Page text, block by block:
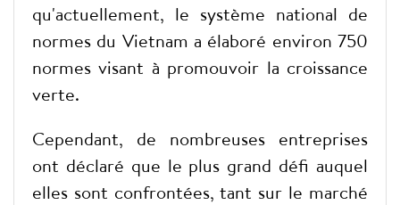
qu'actuellement, le système national de
normes du Vietnam a élaboré environ 750
normes visant à promouvoir la croissance
verte.
Cependant, de nombreuses entreprises
ont déclaré que le plus grand défi auquel
elles sont confrontées, tant sur le marché